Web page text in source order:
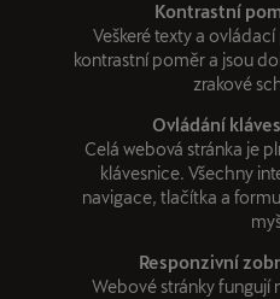
Kontrastní
Veškeré texty a
kontrastní poměr a jsou
zrakové
Ovládání
Celá webová stránka je
klávesnice. Všechny
navigace, tlačítka a
Responzivní
Webové stránky fungují